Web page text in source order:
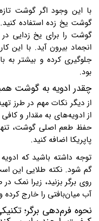
با این وجود اگر گوشت تازه
گوشت یخ زده استفاده
گوشت را برای یخ زدایی در
انجماد بیرون آید. با این
جلوگیری کرده و بیشتر به
بود.
چقدر ادویه به گوشت
از دیگر نکات مهم در طرز
از ادویه‌های به مقدار و
حفظ طعم اصلی گوشت،
پاپریکا اضافه کنید.
توجه داشته باشید که
گم شود. نکته طلایی این
روی برگر بزنید، زیرا نمک
آب میان‌بافتی را خارج
نحوه فرم‌دهی برگر؛